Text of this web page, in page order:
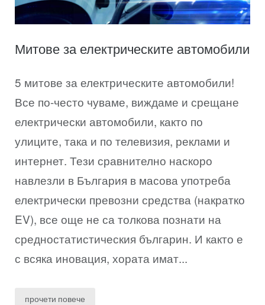
Митове за електрическите автомобили
5 митове за електрическите автомобили!
Все по-често чуваме, виждаме и срещане
електрически автомобили, както по
улиците, така и по телевизия, реклами и
интернет. Тези сравнително наскоро
навлезли в България в масова употреба
електрически превозни средства (накратко
EV), все още не са толкова познати на
средностатистическия българин. И както е
с всяка иновация, хората имат...
прочети повече